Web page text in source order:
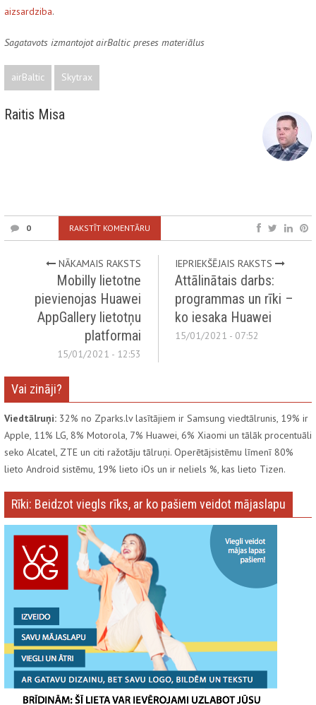
aizsardziba.
Sagatavots izmantojot airBaltic preses materiālus
airBaltic Skytrax
Raitis Misa
0 RAKSTĪT KOMENTĀRU
NĀKAMAIS RAKSTS
Mobilly lietotne
pievienojas Huawei
AppGallery lietotņu
platformai
15/01/2021 - 12:53
IEPRIEKŠĒJAIS RAKSTS
Attālinātais darbs:
programmas un rīki –
ko iesaka Huawei
15/01/2021 - 07:52
Vai zināji?
Viedtālruņi: 32% no Zparks.lv lasītājiem ir Samsung viedtālrunis, 19% ir
Apple, 11% LG, 8% Motorola, 7% Huawei, 6% Xiaomi un tālāk procentuāli
seko Alcatel, ZTE un citi ražotāju tālruņi. Operētājsistēmu līmenī 80%
lieto Android sistēmu, 19% lieto iOs un ir neliels %, kas lieto Tizen.
Rīki: Beidzot viegls rīks, ar ko pašiem veidot mājaslapu